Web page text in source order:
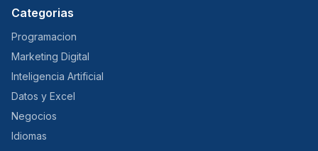
Categorias
Programacion
Marketing Digital
Inteligencia Artificial
Datos y Excel
Negocios
Idiomas